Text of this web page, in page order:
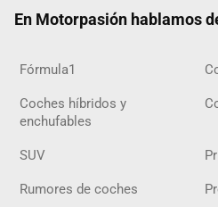
En Motorpasión hablamos
Fórmula1
Coches híbridos y
enchufables
SUV
Rumores de coches